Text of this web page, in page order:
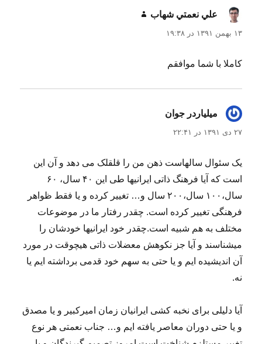
علي نعمتي شهاب
۱۳ بهمن ۱۳۹۱ در ۱۹:۳۸
کاملا با شما موافقم
میلیاردر جوان
۲۷ دی ۱۳۹۱ در ۲۲:۴۱
یک سئوال سالهاست ذهن من را قلقلک می دهد و آن این
است که آیا فرهنگ ذاتی ایرانیها طی این ۴۰ سال، ۶۰
سال،۱۰۰ سال،۲۰۰ سال و… تغییر کرده و یا فقط ظواهر
فرهنگی تغییر کرده است. چقدر رفتار ما در موضوعات
مختلف به هم شبیه است.چقدر خود ایرانیها خودشان را
میشناسند و آیا جز نکوهش معضلات ذاتی هیچوقت در مورد
آن اندیشیده ایم و یا حتی به سهم خود قدمی برداشته ایم یا
نه.
آیا دلیلی برای نخبه کشی ایرانیان زمان امیرکبیر و یا مصدق
و یا حتی دوران معاصر یافته ایم و… جناب نعمتی هر نوع